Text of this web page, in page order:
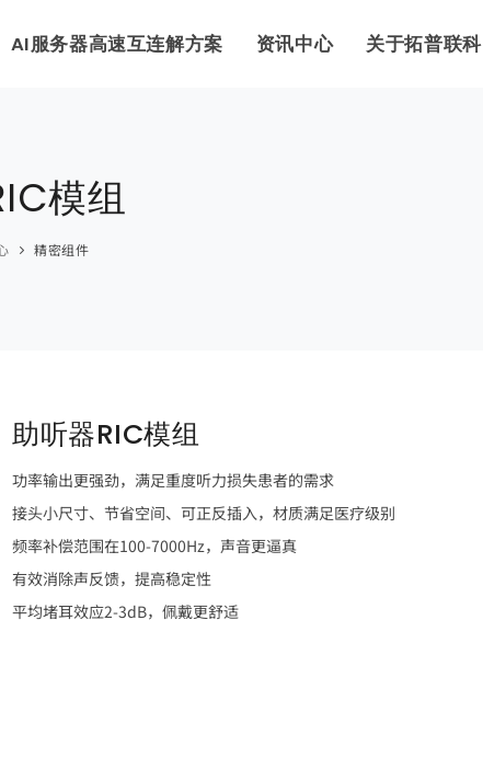
AI服务器高速互连解方案 资讯中心 关于拓普联科
模组
精密组件
助听器RIC模组
功率输出更强劲，满足重度听力损失患者的需求
接头小尺寸、节省空间、可正反插入，材质满足医疗级别
频率补偿范围在100-7000Hz，声音更逼真
有效消除声反馈，提高稳定性
平均堵耳效应2-3dB，佩戴更舒适